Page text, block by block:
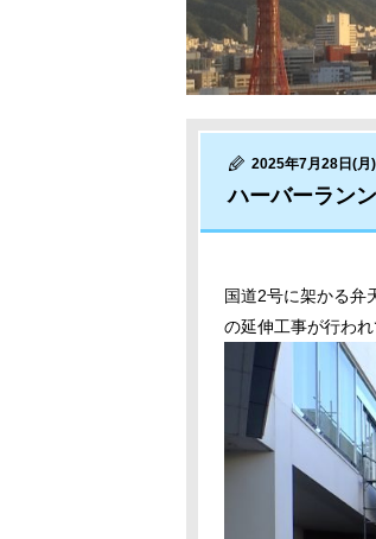
2025年7月28日(月
ハーバーラン
国道2号に架かる弁
の延伸工事が行わ